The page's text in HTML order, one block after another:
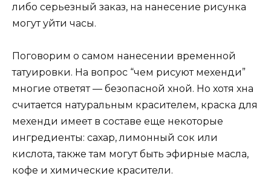
либо серьезный заказ, на нанесение рисунка
могут уйти часы.
Поговорим о самом нанесении временной
татуировки. На вопрос “чем рисуют мехенди”
многие ответят — безопасной хной. Но хотя хна
считается натуральным красителем, краска для
мехенди имеет в составе еще некоторые
ингредиенты: сахар, лимонный сок или
кислота, также там могут быть эфирные масла,
кофе и химические красители.